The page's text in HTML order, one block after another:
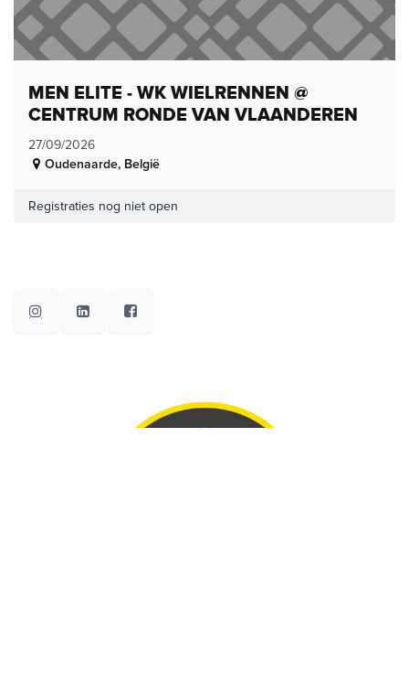
MEN ELITE - WK WIELRENNEN @
CENTRUM RONDE VAN VLAANDEREN
27/09/2026
Oudenaarde, België
Registraties nog niet open